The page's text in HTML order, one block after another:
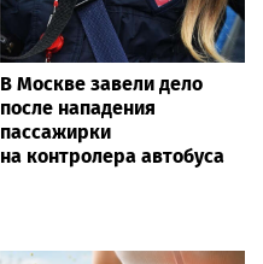
В Москве завели дело
после нападения
пассажирки
на контролера автобуса